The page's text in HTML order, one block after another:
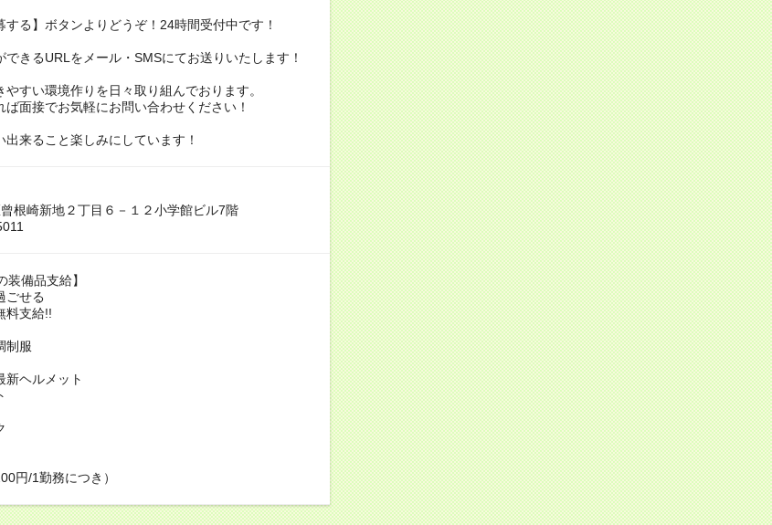
する】ボタンよりどうぞ！24時間受付中です！
できるURLをメール・SMSにてお送りいたします！
すい環境作りを日々取り組んでおります。
面接でお気軽にお問い合わせください！
出来ること楽しみにしています！
根崎新地２丁目６－１２小学館ビル7階
装備品支給】
ごせる
料支給!!
制服
新ヘルメット
円/1勤務につき）